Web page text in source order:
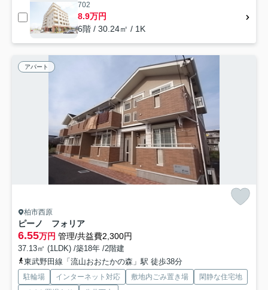
702
8.9万円
6階 / 30.24㎡ / 1K
アパート
柏市西原
ピーノ フォリア
6.55万円 管理/共益費2,300円
37.13㎡ (1LDK) /築18年 /2階建
東武野田線「流山おおたかの森」駅 徒歩38分
駐輪場 インターネット対応 敷地内ごみ置き場
閑静な住宅地